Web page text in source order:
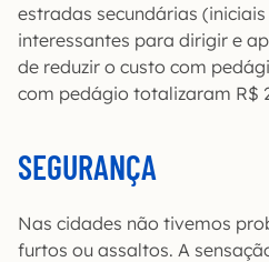
estradas secundárias
interessantes para dirigir e
de reduzir o custo com
com pedágio totalizaram R$
SEGURANÇA
Nas cidades não tivemos
furtos ou assaltos. A